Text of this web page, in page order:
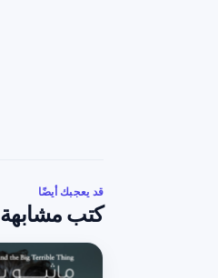
قد يعجبك أيضًا
كتب مشابهة